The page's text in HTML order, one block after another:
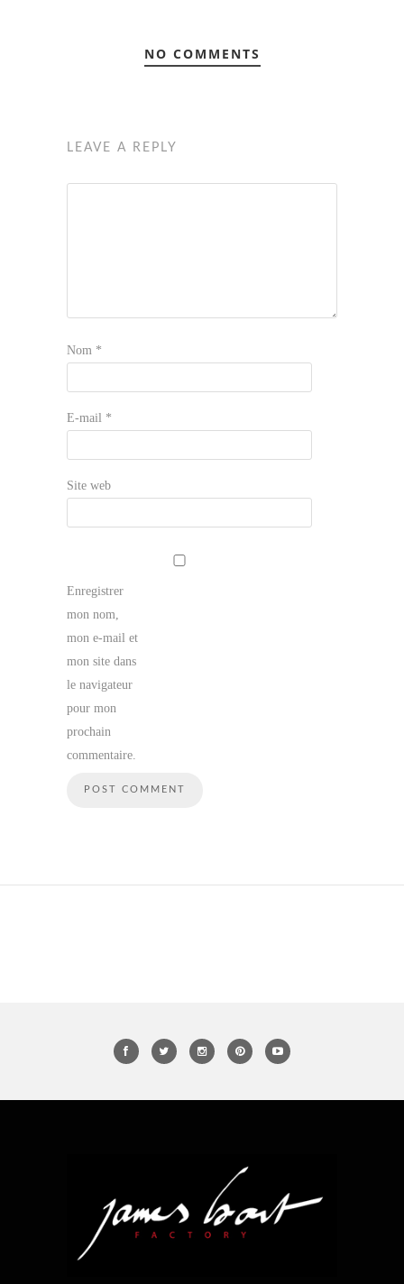
NO COMMENTS
LEAVE A REPLY
Nom *
E-mail *
Site web
Enregistrer
mon nom,
mon e-mail et
mon site dans
le navigateur
pour mon
prochain
commentaire.